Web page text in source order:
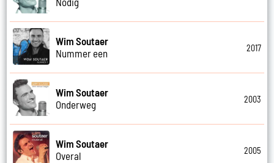
Wim Soutaer
Nummer een
2017
Wim Soutaer
Onderweg
2003
Wim Soutaer
Overal
2005